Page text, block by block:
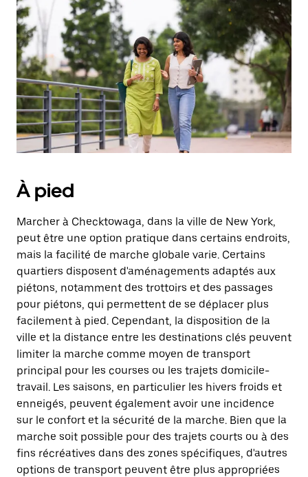
sélectionner
une
date.
Appuyez
sur
la
touche
Échap
pour
fermer
le
calendrier.
À pied
Marcher à Checktowaga, dans la ville de New York,
peut être une option pratique dans certains endroits,
mais la facilité de marche globale varie. Certains
quartiers disposent d'aménagements adaptés aux
piétons, notamment des trottoirs et des passages
pour piétons, qui permettent de se déplacer plus
facilement à pied. Cependant, la disposition de la
ville et la distance entre les destinations clés peuvent
limiter la marche comme moyen de transport
principal pour les courses ou les trajets domicile-
travail. Les saisons, en particulier les hivers froids et
enneigés, peuvent également avoir une incidence
sur le confort et la sécurité de la marche. Bien que la
marche soit possible pour des trajets courts ou à des
fins récréatives dans des zones spécifiques, d'autres
options de transport peuvent être plus appropriées